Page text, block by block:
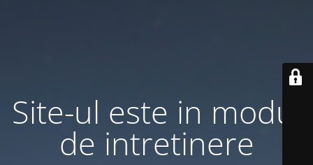
Site-ul este in modul
de intretinere